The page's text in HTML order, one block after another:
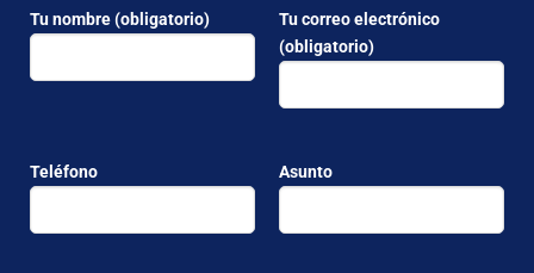
Tu nombre (obligatorio)
Tu correo electrónico
(obligatorio)
Teléfono Asunto